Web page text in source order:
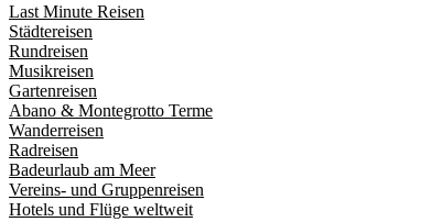
Last Minute Reisen
Städtereisen
Rundreisen
Musikreisen
Gartenreisen
Abano & Montegrotto Terme
Wanderreisen
Radreisen
Badeurlaub am Meer
Vereins- und Gruppenreisen
Hotels und Flüge weltweit